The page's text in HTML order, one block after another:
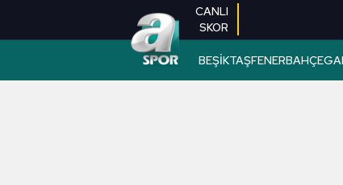
CANLI
SKOR
BEŞİKTAŞFENERBAHÇE